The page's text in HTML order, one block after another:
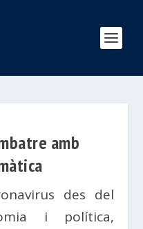
amb
des del
i política,